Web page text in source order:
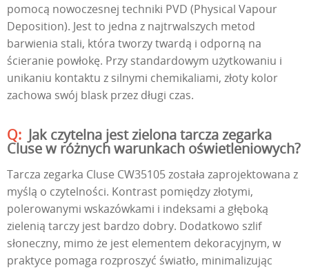
pomocą nowoczesnej techniki PVD (Physical Vapour
Deposition). Jest to jedna z najtrwalszych metod
barwienia stali, która tworzy twardą i odporną na
ścieranie powłokę. Przy standardowym użytkowaniu i
unikaniu kontaktu z silnymi chemikaliami, złoty kolor
zachowa swój blask przez długi czas.
Jak czytelna jest zielona tarcza zegarka
Cluse w różnych warunkach oświetleniowych?
Tarcza zegarka Cluse CW35105 została zaprojektowana z
myślą o czytelności. Kontrast pomiędzy złotymi,
polerowanymi wskazówkami i indeksami a głęboką
zielenią tarczy jest bardzo dobry. Dodatkowo szlif
słoneczny, mimo że jest elementem dekoracyjnym, w
praktyce pomaga rozproszyć światło, minimalizując